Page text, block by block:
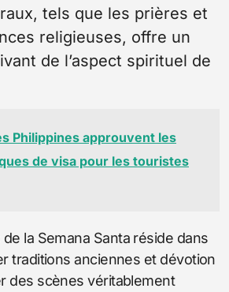
tels que les prières et
religieuses, offre un
de l’aspect spirituel de
Philippines approuvent les
de visa pour les touristes
la Semana Santa réside dans
traditions anciennes et dévotion
des scènes véritablement